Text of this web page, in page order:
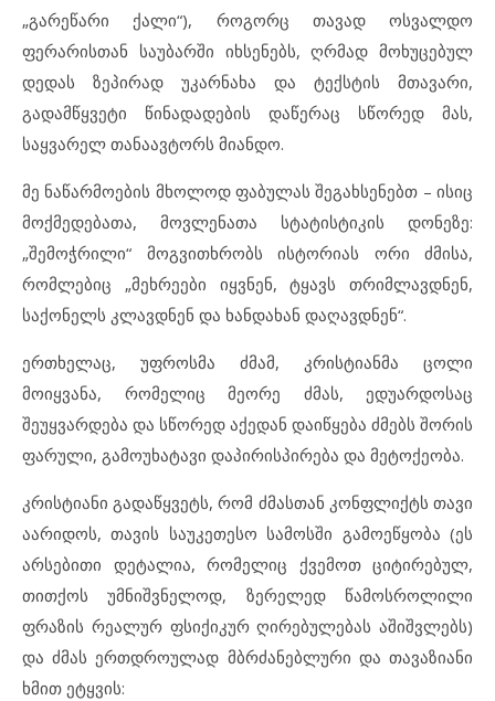
„გარეწარი ქალი“), როგორც თავად ოსვალდო
ფერარისთან საუბარში იხსენებს, ღრმად მოხუცებულ
დედას ზეპირად უკარნახა და ტექსტის მთავარი,
გადამწყვეტი წინადადების დაწერაც სწორედ მას,
საყვარელ თანაავტორს მიანდო.
მე ნაწარმოების მხოლოდ ფაბულას შეგახსენებთ – ისიც
მოქმედებათა, მოვლენათა სტატისტიკის დონეზე:
„შემოჭრილი“ მოგვითხრობს ისტორიას ორი ძმისა,
რომლებიც „მეხრეები იყვნენ, ტყავს თრიმლავდნენ,
საქონელს კლავდნენ და ხანდახან დაღავდნენ“.
ერთხელაც, უფროსმა ძმამ, კრისტიანმა ცოლი
მოიყვანა, რომელიც მეორე ძმას, ედუარდოსაც
შეუყვარდება და სწორედ აქედან დაიწყება ძმებს შორის
ფარული, გამოუხატავი დაპირისპირება და მეტოქეობა.
კრისტიანი გადაწყვეტს, რომ ძმასთან კონფლიქტს თავი
აარიდოს, თავის საუკეთესო სამოსში გამოეწყობა (ეს
არსებითი დეტალია, რომელიც ქვემოთ ციტირებულ,
თითქოს უმნიშვნელოდ, ზერელედ წამოსროლილი
ფრაზის რეალურ ფსიქიკურ ღირებულებას აშიშვლებს)
და ძმას ერთდროულად მბრძანებლური და თავაზიანი
ხმით ეტყვის: